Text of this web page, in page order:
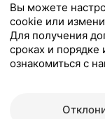
Вы можете
cookie или
Для получения
сроках и
ознакомиться с